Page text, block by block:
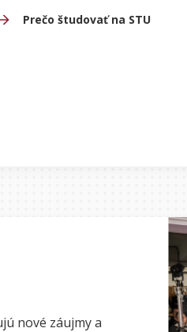
Prečo študovať na STU
nové záujmy a